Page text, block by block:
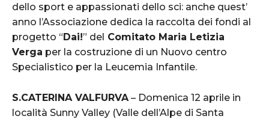
dello sport e appassionati dello sci: anche quest’
anno l’Associazione dedica la raccolta dei fondi al
progetto “Dai!” del Comitato Maria Letizia
Verga per la costruzione di un Nuovo centro
Specialistico per la Leucemia Infantile.
S.CATERINA VALFURVA – Domenica 12 aprile in
località Sunny Valley (Valle dell’Alpe di Santa